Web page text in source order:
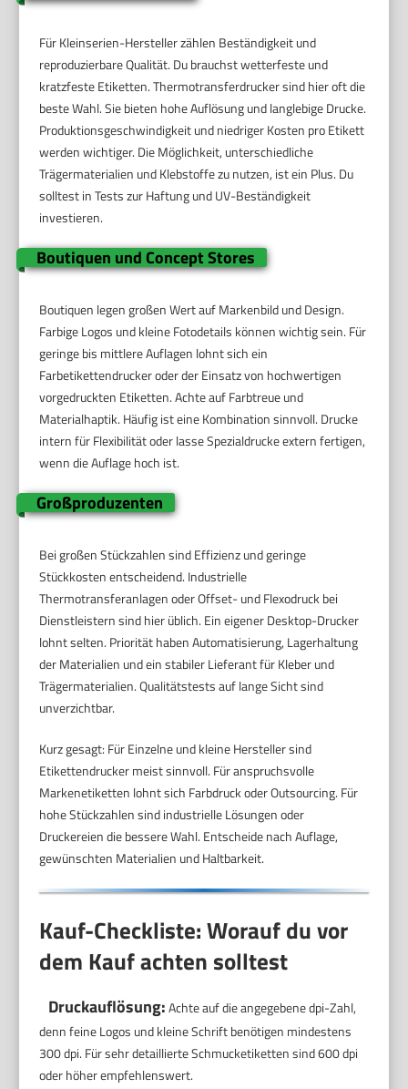
Für Kleinserien-Hersteller zählen Beständigkeit und
reproduzierbare Qualität. Du brauchst wetterfeste und
kratzfeste Etiketten. Thermotransferdrucker sind hier oft die
beste Wahl. Sie bieten hohe Auflösung und langlebige Drucke.
Produktionsgeschwindigkeit und niedriger Kosten pro Etikett
werden wichtiger. Die Möglichkeit, unterschiedliche
Trägermaterialien und Klebstoffe zu nutzen, ist ein Plus. Du
solltest in Tests zur Haftung und UV-Beständigkeit
investieren.
Boutiquen und Concept Stores
Boutiquen legen großen Wert auf Markenbild und Design.
Farbige Logos und kleine Fotodetails können wichtig sein. Für
geringe bis mittlere Auflagen lohnt sich ein
Farbetikettendrucker oder der Einsatz von hochwertigen
vorgedruckten Etiketten. Achte auf Farbtreue und
Materialhaptik. Häufig ist eine Kombination sinnvoll. Drucke
intern für Flexibilität oder lasse Spezialdrucke extern fertigen,
wenn die Auflage hoch ist.
Großproduzenten
Bei großen Stückzahlen sind Effizienz und geringe
Stückkosten entscheidend. Industrielle
Thermotransferanlagen oder Offset- und Flexodruck bei
Dienstleistern sind hier üblich. Ein eigener Desktop-Drucker
lohnt selten. Priorität haben Automatisierung, Lagerhaltung
der Materialien und ein stabiler Lieferant für Kleber und
Trägermaterialien. Qualitätstests auf lange Sicht sind
unverzichtbar.
Kurz gesagt: Für Einzelne und kleine Hersteller sind
Etikettendrucker meist sinnvoll. Für anspruchsvolle
Markenetiketten lohnt sich Farbdruck oder Outsourcing. Für
hohe Stückzahlen sind industrielle Lösungen oder
Druckereien die bessere Wahl. Entscheide nach Auflage,
gewünschten Materialien und Haltbarkeit.
Kauf-Checkliste: Worauf du vor
dem Kauf achten solltest
Druckauflösung:Achte auf die angegebene dpi-Zahl,
denn feine Logos und kleine Schrift benötigen mindestens
300 dpi. Für sehr detaillierte Schmucketiketten sind 600 dpi
oder höher empfehlenswert.